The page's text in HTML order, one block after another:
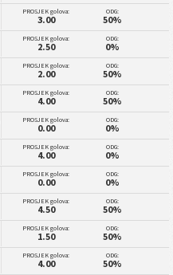
PROSJEK golova:
3.00
ODG:
50%
PROSJEK golova:
2.50
ODG:
0%
PROSJEK golova:
2.00
ODG:
50%
PROSJEK golova:
4.00
ODG:
50%
PROSJEK golova:
0.00
ODG:
0%
PROSJEK golova:
4.00
ODG:
0%
PROSJEK golova:
0.00
ODG:
0%
PROSJEK golova:
4.50
ODG:
50%
PROSJEK golova:
1.50
ODG:
50%
PROSJEK golova:
4.00
ODG:
50%